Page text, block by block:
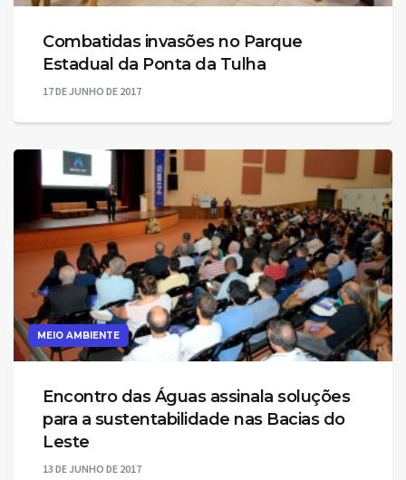
Combatidas invasões no Parque
Estadual da Ponta da Tulha
17 DE JUNHO DE 2017
MEIO AMBIENTE
Encontro das Águas assinala soluções
para a sustentabilidade nas Bacias do
Leste
13 DE JUNHO DE 2017